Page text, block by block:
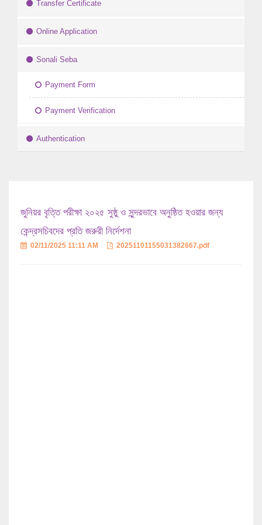
Transfer Certificate
Online Application
Sonali Seba
Payment Form
Payment Verification
Authentication
জুনিয়র বৃত্তি পরীক্ষা ২০২৫ সুষ্ঠু ও সুন্দরভাবে অনুষ্ঠিত হওয়ার জন্য
কেন্দ্রসচিবদের প্রতি জরুরী নির্দেশনা
02/11/2025 11:11 AM 20251101155031382667.pdf